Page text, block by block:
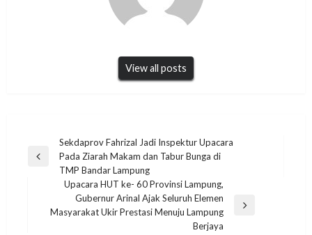
View all posts
Navigasi
pos
Previous
Sekdaprov Fahrizal Jadi Inspektur Upacara
Pada Ziarah Makam dan Tabur Bunga di
TMP Bandar Lampung
Next
Upacara HUT ke- 60 Provinsi Lampung,
Gubernur Arinal Ajak Seluruh Elemen
Masyarakat Ukir Prestasi Menuju Lampung
Berjaya